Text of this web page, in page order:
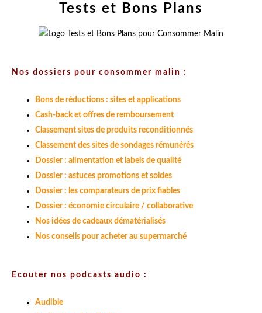
Tests et Bons Plans
Nos dossiers pour consommer malin :
Bons de réductions : sites et applications
Cash-back et offres de remboursement
Classement sites de produits reconditionnés
Classement des sites de sondages rémunérés
Dossier : alimentation et labels de qualité
Dossier : astuces promotions et soldes
Dossier : les comparateurs de prix fiables
Dossier : économie circulaire / collaborative
Nos idées de cadeaux dématérialisés
Nos conseils pour acheter au supermarché
Ecouter nos podcasts audio :
Audible